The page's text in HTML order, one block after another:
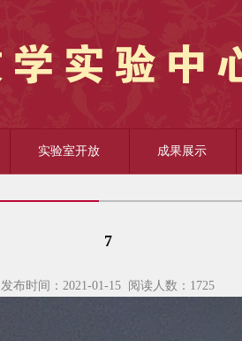
实验室开放 成果展示
7
发布时间：2021-01-15 阅读人数： 1725